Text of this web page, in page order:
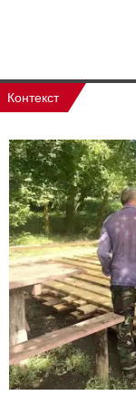
Контекст